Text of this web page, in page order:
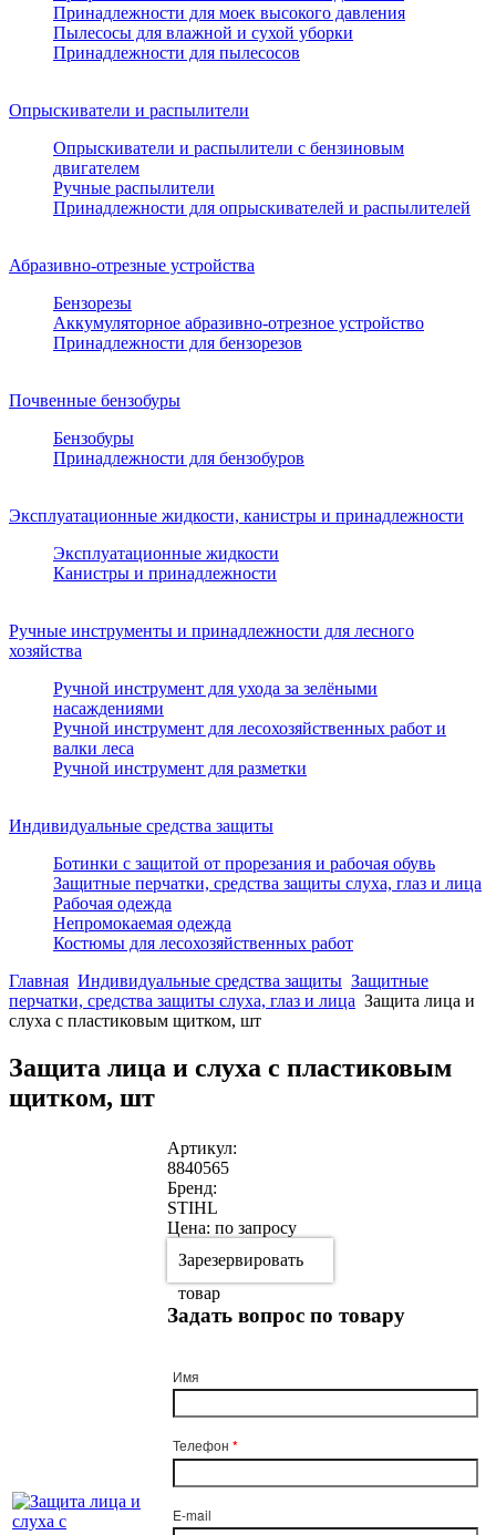
Принадлежности для моек высокого давления
Пылесосы для влажной и сухой уборки
Принадлежности для пылесосов
Опрыскиватели и распылители
Опрыскиватели и распылители с бензиновым
двигателем
Ручные распылители
Принадлежности для опрыскивателей и распылителей
Абразивно-отрезные устройства
Бензорезы
Аккумуляторное абразивно-отрезное устройство
Принадлежности для бензорезов
Почвенные бензобуры
Бензобуры
Принадлежности для бензобуров
Эксплуатационные жидкости, канистры и принадлежности
Эксплуатационные жидкости
Канистры и принадлежности
Ручные инструменты и принадлежности для лесного
хозяйства
Ручной инструмент для ухода за зелёными
насаждениями
Ручной инструмент для лесохозяйственных работ и
валки леса
Ручной инструмент для разметки
Индивидуальные средства защиты
Ботинки с защитой от прорезания и рабочая обувь
Защитные перчатки, средства защиты слуха, глаз и лица
Рабочая одежда
Непромокаемая одежда
Костюмы для лесохозяйственных работ
Главная Индивидуальные средства защиты Защитные
перчатки, средства защиты слуха, глаз и лица Защита лица и
слуха с пластиковым щитком, шт
Защита лица и слуха с пластиковым
щитком, шт
Артикул:
8840565
Бренд:
STIHL
Цена: по запросу
Зарезервировать
товар
Задать вопрос по товару
Имя
Телефон *
E-mail